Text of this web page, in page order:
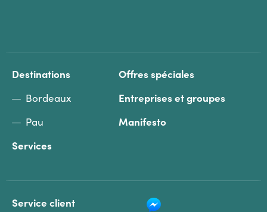
Destinations
Bordeaux
Pau
Services
Offres spéciales
Entreprises et groupes
Manifesto
Service client